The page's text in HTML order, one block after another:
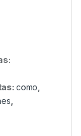
como